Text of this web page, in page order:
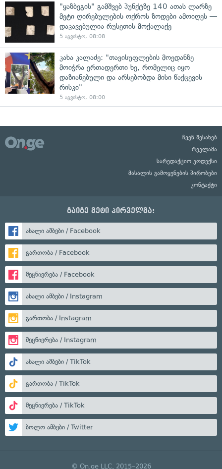
"ყაზბეგის" გამშვებ პუნქტზე 140 ათას ლარზე
მეტი ღირებულების ოქროს ზოდები ამოიღეს —
დაკავებულია რუსეთის მოქალაქე
5 აგვისტო, 08:08
კახა კალაძე: "თავისუფლების მოედანზე
მოიჭრა ერთადერთი ხე, რომელიც იყო
დაზიანებული და არსებობდა მისი წაქცევის
რისკი"
5 აგვისტო, 08:00
ჩვენ შესახებ
რეკლამა
სარედაქციო კოდექსი
მასალის გამოყენების პირობები
კონტაქტი
გაიგე მეტი პირველმა:
ახალი ამბები / Facebook
გართობა / Facebook
მეცნიერება / Facebook
ახალი ამბები / Instagram
გართობა / Instagram
მეცნიერება / Instagram
ახალი ამბები / TikTok
გართობა / TikTok
მეცნიერება / TikTok
ბოლო ამბები / Twitter
© On.ge LLC, 2015–2026